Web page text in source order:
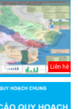
Liên hệ